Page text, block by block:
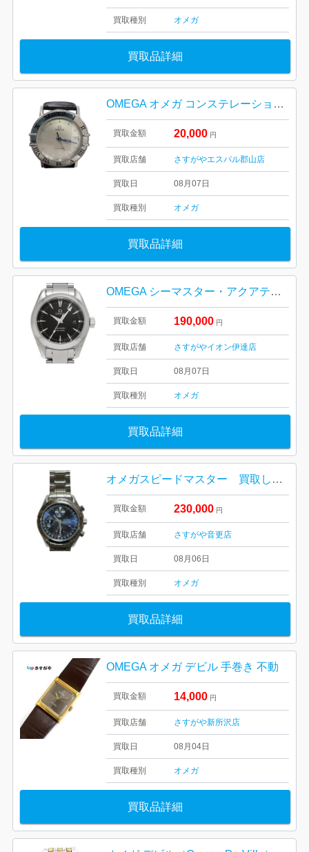
買取種別 オメガ
買取品詳細
OMEGA オメガ コンステレーション デイト クォーツ
買取金額 20,000 円
買取店舗 さすがやエスパル郡山店
買取日 08月07日
買取種別 オメガ
買取品詳細
OMEGA シーマスター・アクアテラ・2517.50
買取金額 190,000 円
買取店舗 さすがやイオン伊達店
買取日 08月07日
買取種別 オメガ
買取品詳細
オメガスピードマスター 買取しました！さすがや音更店
買取金額 230,000 円
買取店舗 さすがや音更店
買取日 08月06日
買取種別 オメガ
買取品詳細
OMEGA オメガ デビル 手巻き 不動
買取金額 14,000 円
買取店舗 さすがや新所沢店
買取日 08月04日
買取種別 オメガ
買取品詳細